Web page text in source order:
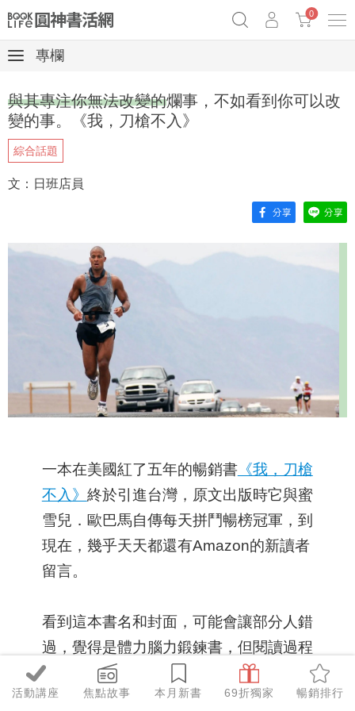
Netflix話題章魚小說！
0
活動講座 焦點故事 本月新書 69折獨家 暢銷排行
專欄
與其專注你無法改變的爛事，不如看到你可以改
變的事。《我，刀槍不入》
綜合話題
文：日班店員
一本在美國紅了五年的暢銷書《我，刀槍
不入》 終於引進台灣，原文出版時它與蜜
雪兒．歐巴馬自傳每天拼鬥暢榜冠軍，到
現在，幾乎天天都還有Amazon的新讀者
留言。
看到這本書名和封面，可能會讓部分人錯
過，覺得是體力腦力鍛鍊書，但閱讀過程
中，從另一個童年逆境角度切入體會，也
相當驚喜。​